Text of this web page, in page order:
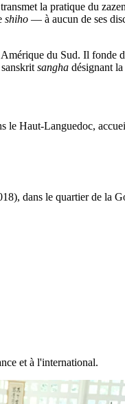
la pratique du
shiho — à aucun de ses
du Sud. Il
sangha désignant
le Haut-Languedoc,
dans le quartier de la
et à l'international.